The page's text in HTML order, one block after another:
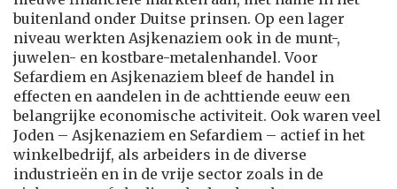
buitenland onder Duitse prinsen. Op een lager
niveau werkten Asjkenaziem ook in de munt-,
juwelen- en kostbare-metalenhandel. Voor
Sefardiem en Asjkenaziem bleef de handel in
effecten en aandelen in de achttiende eeuw een
belangrijke economische activiteit. Ook waren veel
Joden – Asjkenaziem en Sefardiem – actief in het
winkelbedrijf, als arbeiders in de diverse
industrieën en in de vrije sector zoals in de